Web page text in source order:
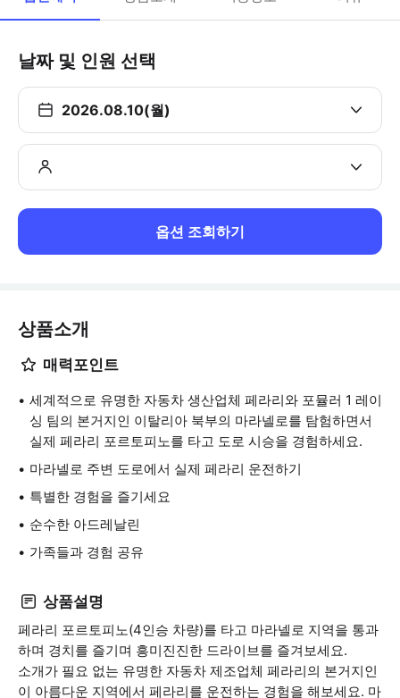
날짜 및 인원 선택
2026.08.10(월)
옵션 조회하기
상품소개
매력포인트
세계적으로 유명한 자동차 생산업체 페라리와 포뮬러 1 레이
싱 팀의 본거지인 이탈리아 북부의 마라넬로를 탐험하면서
실제 페라리 포르토피노를 타고 도로 시승을 경험하세요.
마라넬로 주변 도로에서 실제 페라리 운전하기
특별한 경험을 즐기세요
순수한 아드레날린
가족들과 경험 공유
상품설명
페라리 포르토피노(4인승 차량)를 타고 마라넬로 지역을 통과
하며 경치를 즐기며 흥미진진한 드라이브를 즐겨보세요.
소개가 필요 없는 유명한 자동차 제조업체 페라리의 본거지인
이 아름다운 지역에서 페라리를 운전하는 경험을 해보세요. 마